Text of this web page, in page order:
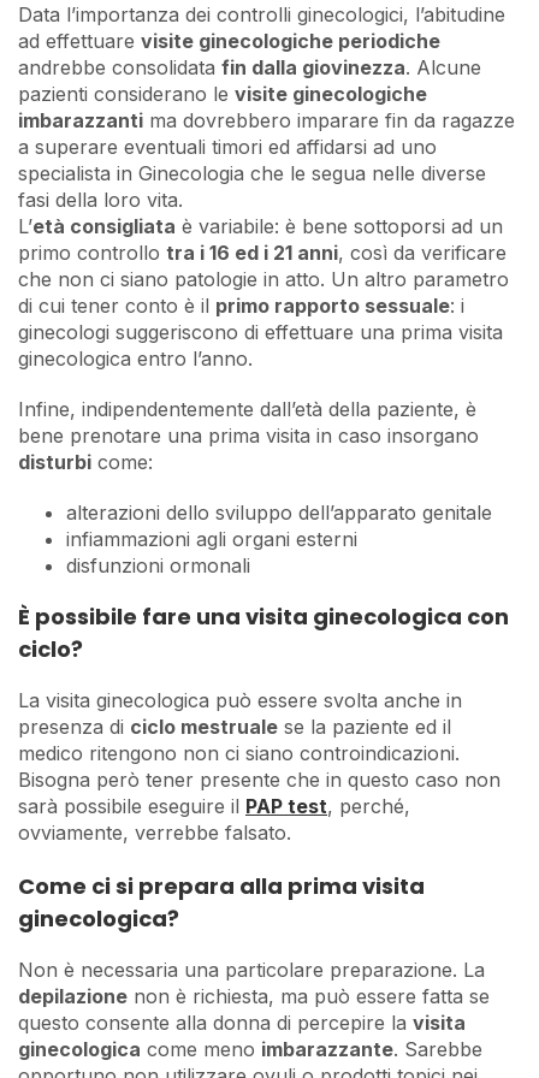
Data l’importanza dei controlli ginecologici, l’abitudine
ad effettuare visite ginecologiche periodiche
andrebbe consolidata fin dalla giovinezza. Alcune
pazienti considerano le visite ginecologiche
imbarazzanti ma dovrebbero imparare fin da ragazze
a superare eventuali timori ed affidarsi ad uno
specialista in Ginecologia che le segua nelle diverse
fasi della loro vita.
L’età consigliata è variabile: è bene sottoporsi ad un
primo controllo tra i 16 ed i 21 anni, così da verificare
che non ci siano patologie in atto. Un altro parametro
di cui tener conto è il primo rapporto sessuale: i
ginecologi suggeriscono di effettuare una prima visita
ginecologica entro l’anno.
Infine, indipendentemente dall’età della paziente, è
bene prenotare una prima visita in caso insorgano
disturbi come:
alterazioni dello sviluppo dell’apparato genitale
infiammazioni agli organi esterni
disfunzioni ormonali
È possibile fare una visita ginecologica con
ciclo?
La visita ginecologica può essere svolta anche in
presenza di ciclo mestruale se la paziente ed il
medico ritengono non ci siano controindicazioni.
Bisogna però tener presente che in questo caso non
sarà possibile eseguire il PAP test, perché,
ovviamente, verrebbe falsato.
Come ci si prepara alla prima visita
ginecologica?
Non è necessaria una particolare preparazione. La
depilazione non è richiesta, ma può essere fatta se
questo consente alla donna di percepire la visita
ginecologica come meno imbarazzante. Sarebbe